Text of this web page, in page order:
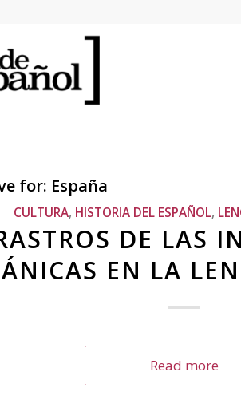
for: España
CULTURA, HISTORIA DEL ESPAÑOL,
DE LAS
EN LA
Read more